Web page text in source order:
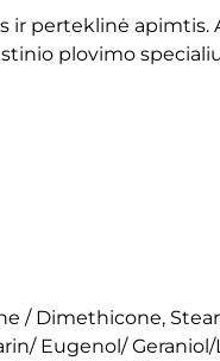
ir perteklinė
plovimo
/ Dimethicone,
Eugenol/